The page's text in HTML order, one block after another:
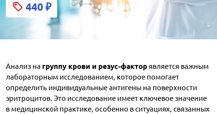
440 ₽
Анализ на группу крови и резус-фактор является важным
лабораторным исследованием, которое помогает
определить индивидуальные антигены на поверхности
эритроцитов. Это исследование имеет ключевое значение
в медицинской практике, особенно в ситуациях, связанных